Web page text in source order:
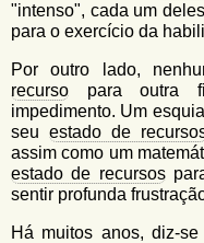
"intenso", cada um
para o exercício da
Por outro lado,
recurso para outra
impedimento. Um
seuestado de
assim como um
estado de recursos
sentir profunda
Há muitos anos, diz-